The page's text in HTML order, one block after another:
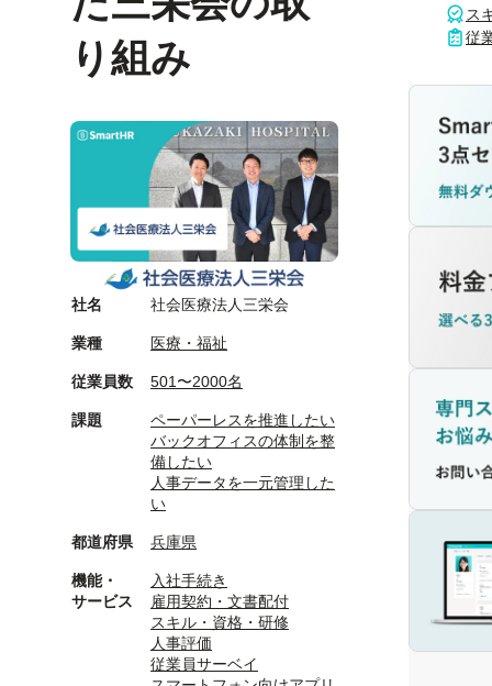
り組み
社名 社会医療法人三栄会
業種 医療・福祉
従業員数 501〜2000名
課題
ペーパーレスを推進したい
バックオフィスの体制を整
備したい
人事データを一元管理した
い
都道府県 兵庫県
機能・
サービス
入社手続き
雇用契約・文書配付
スキル・資格・研修
人事評価
従業員サーベイ
ス
従